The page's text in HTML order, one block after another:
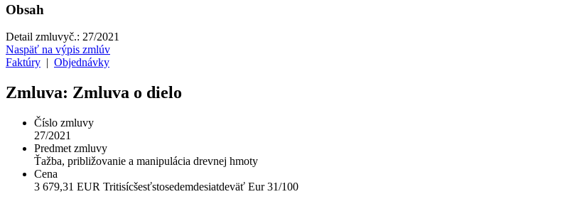
Obsah
Detail zmluvyč.: 27/2021
Naspäť na výpis zmlúv
Faktúry | Objednávky
Zmluva: Zmluva o dielo
Číslo zmluvy
27/2021
Predmet zmluvy
Ťažba, približovanie a manipulácia drevnej hmoty
Cena
3 679,31 EUR Tritisícšesťstosedemdesiatdeväť Eur 31/100